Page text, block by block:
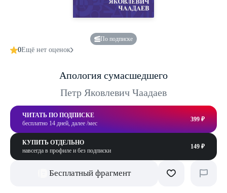
По подписке
0Ещё нет оценок
Апология сумасшедшего
Петр Яковлевич Чаадаев
ЧИТАТЬ ПО ПОДПИСКЕ
бесплатно 14 дней, далее /мес
399 ₽
КУПИТЬ ОТДЕЛЬНО
навсегда в профиле и без подписки
149 ₽
Бесплатный фрагмент